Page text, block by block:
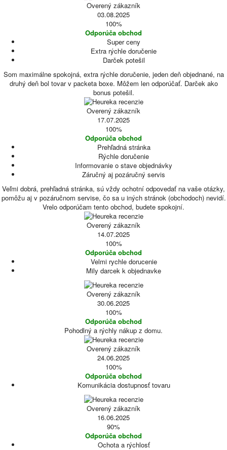
Overený zákazník
03.08.2025
100%
Odporúča obchod
Super ceny
Extra rýchle doručenie
Darček potešil
Som maximálne spokojná, extra rýchle doručenie, jeden deň objednané, na
druhý deň bol tovar v packeta boxe. Môžem len odporúčať. Darček ako
bonus potešil.
Overený zákazník
17.07.2025
100%
Odporúča obchod
Prehľadná stránka
Rýchle doručenie
Informovanie o stave objednávky
Záručný aj pozáručný servis
Veľmi dobrá, prehľadná stránka, sú vždy ochotní odpovedať na vaše otázky,
pomôžu aj v pozáručnom servise, čo sa u iných stránok (obchodoch) nevidí.
Vrelo odporúčam tento obchod, budete spokojní.
Overený zákazník
14.07.2025
100%
Odporúča obchod
Velmi rychle dorucenie
Mily darcek k objednavke
Overený zákazník
30.06.2025
100%
Odporúča obchod
Pohodlný a rýchly nákup z domu.
Overený zákazník
24.06.2025
100%
Odporúča obchod
Komunikácia dostupnosť tovaru
Overený zákazník
16.06.2025
90%
Odporúča obchod
Ochota a rýchlosť